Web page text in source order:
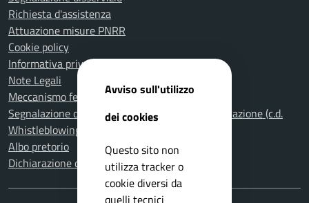
Richiesta d'assistenza
Attuazione misure PNRR
Cookie policy
Informativa privacy
Note Legali
Meccanismo feedback per l'accessibilità
Segnalazione di illeciti nella Pubblica Amministrazione (c.d.
Whistleblowing)
Albo pretorio
Dichiarazione di accessibilità
Avviso sull'utilizzo
dei cookies
Questo sito non
utilizza tracker o
cookie diversi da
quelli tecnici